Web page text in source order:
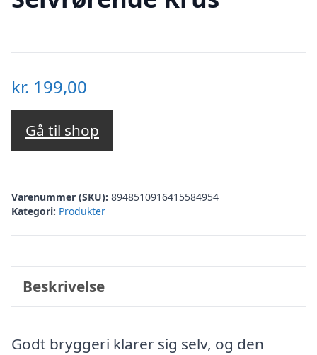
kr. 199,00
Gå til shop
Varenummer (SKU): 8948510916415584954
Kategori: Produkter
Beskrivelse
Godt bryggeri klarer sig selv, og den